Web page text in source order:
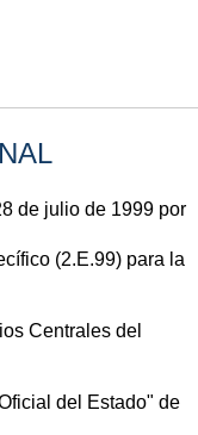
de julio de 1999 por
(2.E.99) para la
Centrales del
del Estado" de